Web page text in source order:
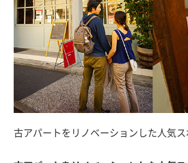
古アパートをリノベーションした人気